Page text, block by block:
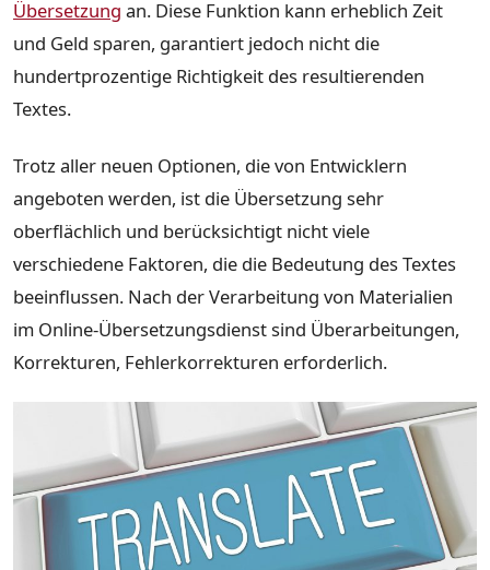
Übersetzung an. Diese Funktion kann erheblich Zeit
und Geld sparen, garantiert jedoch nicht die
hundertprozentige Richtigkeit des resultierenden
Textes.
Trotz aller neuen Optionen, die von Entwicklern
angeboten werden, ist die Übersetzung sehr
oberflächlich und berücksichtigt nicht viele
verschiedene Faktoren, die die Bedeutung des Textes
beeinflussen. Nach der Verarbeitung von Materialien
im Online-Übersetzungsdienst sind Überarbeitungen,
Korrekturen, Fehlerkorrekturen erforderlich.